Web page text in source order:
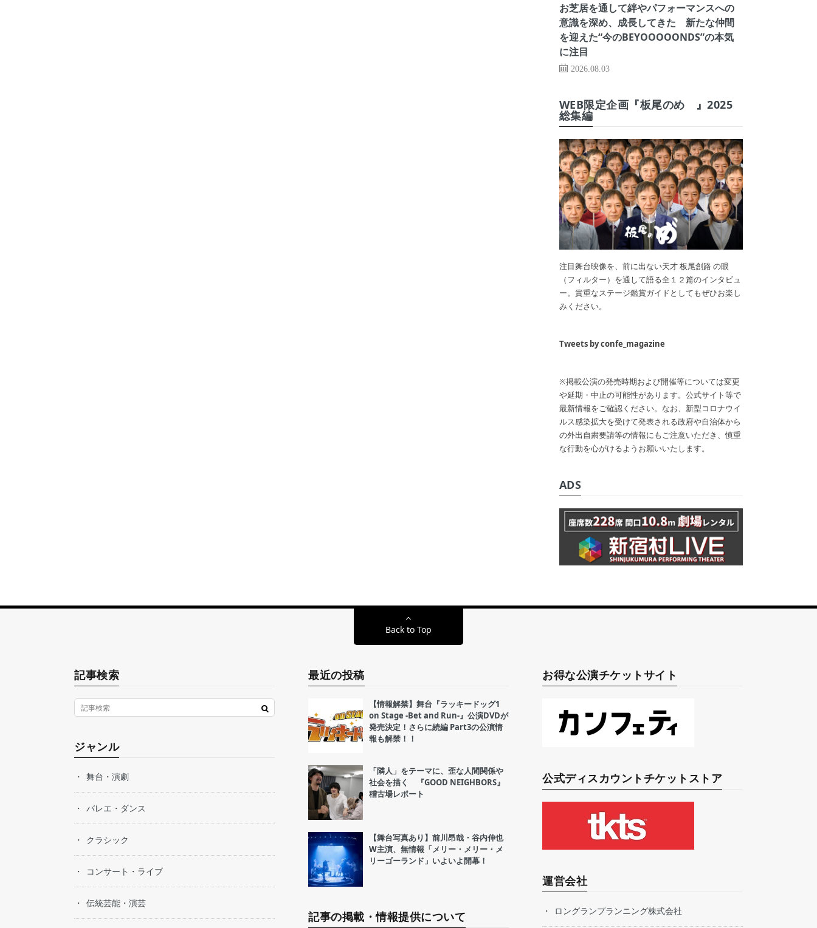
お芝居を通して絆やパフォーマンスへの
意識を深め、成長してきた 新たな仲間
を迎えた“今のBEYOOOOONDS”の本気
に注目
2026.08.03
WEB限定企画『板尾のめ゙』2025
総集編
注目舞台映像を、前に出ない天才 板尾創路 の眼
（フィルター）を通して語る全１２篇のインタビュ
ー。貴重なステージ鑑賞ガイドとしてもぜひお楽し
みください。
Tweets by confe_magazine
※掲載公演の発売時期および開催等については変更
や延期・中止の可能性があります。公式サイト等で
最新情報をご確認ください。なお、新型コロナウイ
ルス感染拡大を受けて発表される政府や自治体から
の外出自粛要請等の情報にもご注意いただき、慎重
な行動を心がけるようお願いいたします。
ADS
Back to Top
記事検索
ジャンル
舞台・演劇
バレエ・ダンス
クラシック
コンサート・ライブ
伝統芸能・演芸
最近の投稿
【情報解禁】舞台『ラッキードッグ1
on Stage -Bet and Run-』公演DVDが
発売決定！さらに続編 Part3の公演情
報も解禁！！
「隣人」をテーマに、歪な人間関係や
社会を描く 『GOOD NEIGHBORS』
稽古場レポート
【舞台写真あり】前川昂哉・谷内伸也
W主演、無情報「メリー・メリー・メ
リーゴーランド」いよいよ開幕！
記事の掲載・情報提供について
お得な公演チケットサイト
公式ディスカウントチケットストア
運営会社
ロングランプランニング株式会社